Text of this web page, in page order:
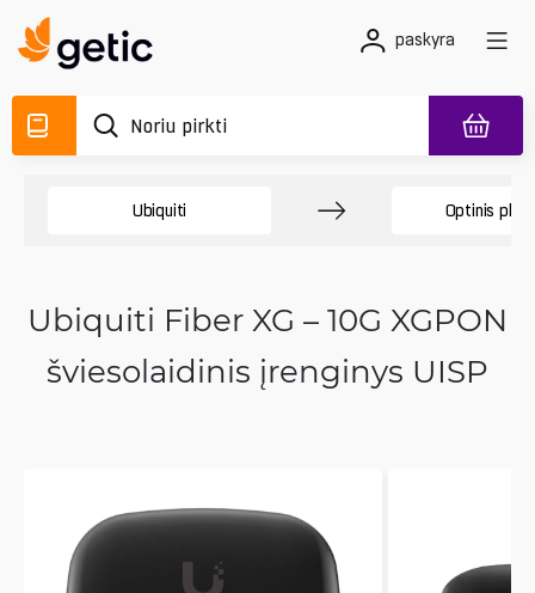
paskyra
Ubiquiti Optinis
Ubiquiti Fiber XG – 10G XGPON
šviesolaidinis įrenginys UISP